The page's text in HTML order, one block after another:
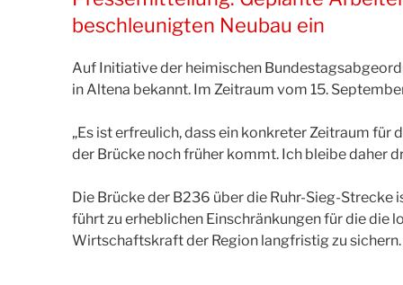
beschleunigten Neubau ein
Auf Initiative der heimischen
in Altena bekannt. Im Zeitraum vom 15.
„Es ist erfreulich, dass ein konkreter Zeitraum
der Brücke noch früher kommt. Ich bleibe daher
Die Brücke der B236 über die Ruhr-Sieg-Strecke
führt zu erheblichen Einschränkungen für die die
Wirtschaftskraft der Region langfristig zu sichern.